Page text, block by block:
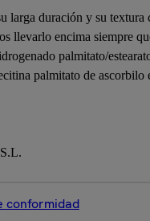
duración y su textura
llevarlo encima siempre
palmitato/
palmitato de ascorbilo
conformidad